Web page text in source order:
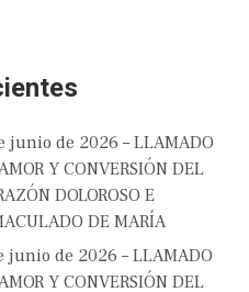
junio de 2026 – LLAMADO
Y CONVERSIÓN DEL
DOLOROSO E
DE MARÍA
junio de 2026 – LLAMADO
Y CONVERSIÓN DEL